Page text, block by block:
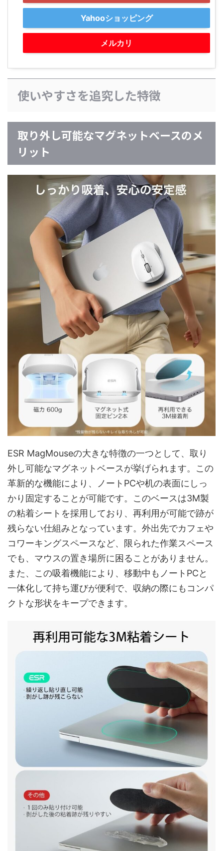
Yahooショッピング
メルカリ
使いやすさを追究した特徴
取り外し可能なマグネットベースのメ
リット
ESR MagMouseの大きな特徴の一つとして、取り
外し可能なマグネットベースが挙げられます。この
革新的な機能により、ノートPCや机の表面にしっ
かり固定することが可能です。このベースは3M製
の粘着シートを採用しており、再利用が可能で跡が
残らない仕組みとなっています。外出先でカフェや
コワーキングスペースなど、限られた作業スペース
でも、マウスの置き場所に困ることがありません。
また、この吸着機能により、移動中もノートPCと
一体化して持ち運びが便利で、収納の際にもコンパ
クトな形状をキープできます。